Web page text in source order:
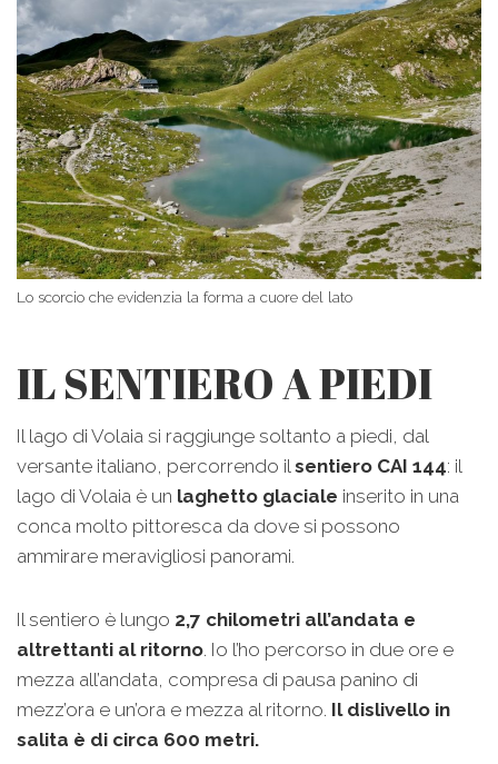
Lo scorcio che evidenzia la forma a cuore del lato
IL SENTIERO A PIEDI
Il lago di Volaia si raggiunge soltanto a piedi, dal
versante italiano, percorrendo ilsentiero CAI 144: il
lago di Volaia è un laghetto glaciale inserito in una
conca molto pittoresca da dove si possono
ammirare meravigliosi panorami.
Il sentiero è lungo 2,7 chilometri all’andata e
altrettanti al ritorno. Io l’ho percorso in due ore e
mezza all’andata, compresa di pausa panino di
mezz’ora e un’ora e mezza al ritorno. Il dislivello in
salita è di circa 600 metri.